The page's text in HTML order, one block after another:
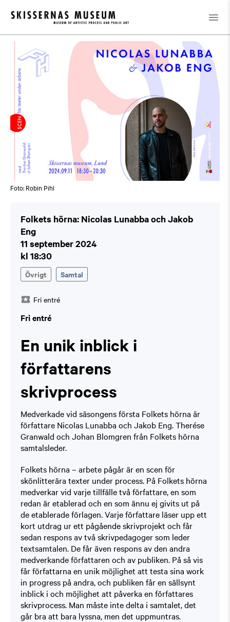
Kalender / Folkets hörna: Nicolas Lunabba och Jakob Eng
Foto: Robin Pihl
Folkets hörna: Nicolas Lunabba och Jakob
Eng
11 september 2024
kl 18:30
Övrigt Samtal
Fri entré
Fri entré
En unik inblick i
författarens
skrivprocess
Medverkade vid säsongens första Folkets hörna är
författare Nicolas Lunabba och Jakob Eng. Therése
Granwald och Johan Blomgren från Folkets hörna
samtalsleder.
Folkets hörna – arbete pågår är en scen för
skönlitterära texter under process. På Folkets hörna
medverkar vid varje tillfälle två författare, en som
redan är etablerad och en som ännu ej givits ut på
de etablerade förlagen. Varje författare läser upp ett
kort utdrag ur ett pågående skrivprojekt och får
sedan respons av två skrivpedagoger som leder
textsamtalen. De får även respons av den andra
medverkande författaren och av publiken. På så vis
får författarna en unik möjlighet att testa sina work
in progress på andra, och publiken får en sällsynt
inblick i och möjlighet att påverka en författares
skrivprocess. Man måste inte delta i samtalet, det
går bra att bara lyssna, men det uppmuntras.